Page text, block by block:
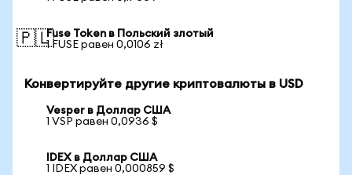
🇵🇱Fuse Token в Польский злотый
1 FUSE равен 0,0106 zł
Конвертируйте другие криптовалюты в USD
Vesper в Доллар США
1 VSP равен 0,0936 $
IDEX в Доллар США
1 IDEX равен 0,000859 $